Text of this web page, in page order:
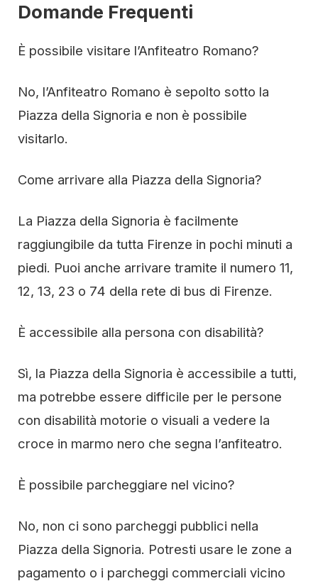
Domande Frequenti
È possibile visitare l’Anfiteatro Romano?
No, l’Anfiteatro Romano è sepolto sotto la
Piazza della Signoria e non è possibile
visitarlo.
Come arrivare alla Piazza della Signoria?
La Piazza della Signoria è facilmente
raggiungibile da tutta Firenze in pochi minuti a
piedi. Puoi anche arrivare tramite il numero 11,
12, 13, 23 o 74 della rete di bus di Firenze.
È accessibile alla persona con disabilità?
Sì, la Piazza della Signoria è accessibile a tutti,
ma potrebbe essere difficile per le persone
con disabilità motorie o visuali a vedere la
croce in marmo nero che segna l’anfiteatro.
È possibile parcheggiare nel vicino?
No, non ci sono parcheggi pubblici nella
Piazza della Signoria. Potresti usare le zone a
pagamento o i parcheggi commerciali vicino